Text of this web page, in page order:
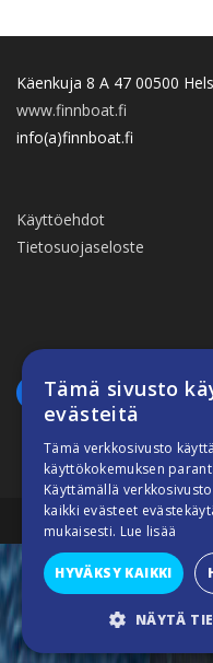
Käenkuja 8 A 47 00500
www.finnboat.fi
info(a)finnboat.fi
Käyttöehdot
Tietosuojaseloste
Tämä sivusto
evästeitä
Tämä verkkosivusto
käyttökokemuksen
Käyttämällä
kaikki evästeet
mukaisesti. Lue lisää
HYVÄKSY KAIKKI
NÄYTÄ